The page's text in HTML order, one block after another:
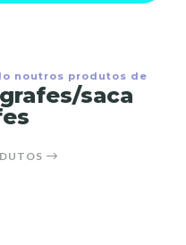
noutros produtos de
saca